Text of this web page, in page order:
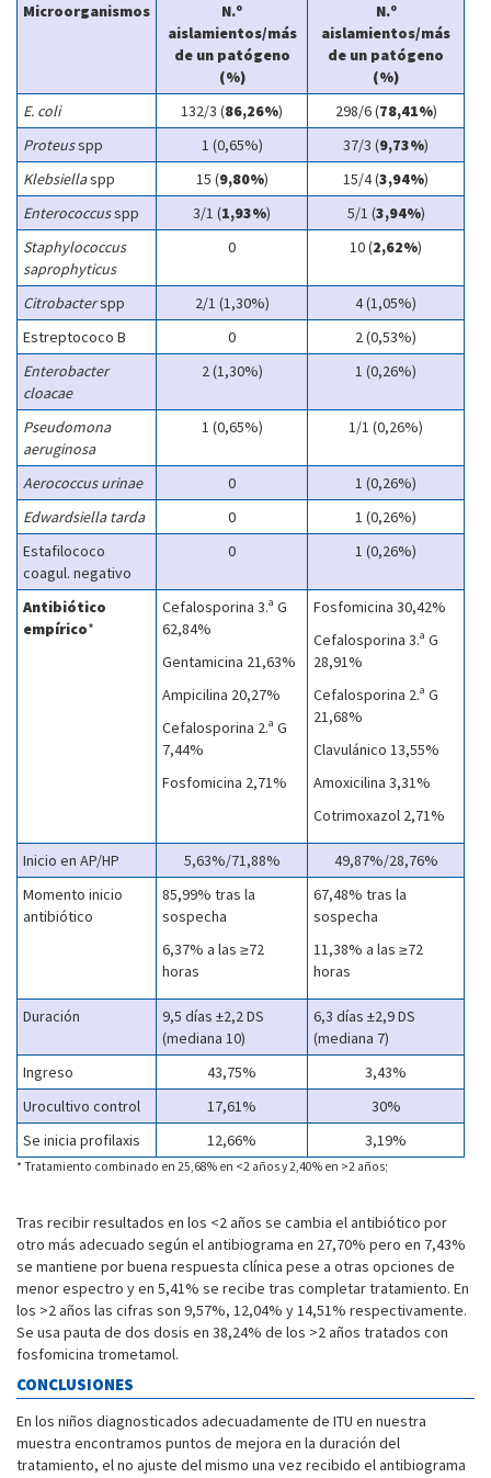
Microorganismos
N.º
aislamientos/más
de un patógeno
(%)
N.º
aislamientos/más
de un patógeno
(%)
E. coli
132/3 (86,26%) 298/6 (78,41%)
Proteusspp 1 (0,65%) 37/3 (9,73%)
Klebsiellaspp 15 (9,80%) 15/4 (3,94%)
Enterococcusspp 3/1 (1,93%) 5/1 (3,94%)
Staphylococcus
saprophyticus
0 10 (2,62%)
Citrobacterspp 2/1 (1,30%)
4 (1,05%)
Estreptococo B
0
2 (0,53%)
Enterobacter
cloacae
2 (1,30%) 1 (0,26%)
Pseudomona
aeruginosa
1 (0,65%) 1/1 (0,26%)
Aerococcus urinae 0
1 (0,26%)
Edwardsiella tarda
0
1 (0,26%)
Estafilococo
coagul. negativo
0 1 (0,26%)
Antibiótico
empírico*
Cefalosporina 3.ª G
62,84%
Gentamicina 21,63%
Ampicilina 20,27%
Cefalosporina 2.ª G
7,44%
Fosfomicina 2,71%
Fosfomicina 30,42%
Cefalosporina 3.ª G
28,91%
Cefalosporina 2.ª G
21,68%
Clavulánico 13,55%
Amoxicilina 3,31%
Cotrimoxazol 2,71%
Inicio en AP/HP 5,63%/71,88%
49,87%/28,76%
Momento inicio
antibiótico
85,99% tras la
sospecha
6,37% a las ≥72
horas
67,48% tras la
sospecha
11,38% a las ≥72
horas
Duración
9,5 días ±2,2 DS
(mediana 10)
6,3 días ±2,9 DS
(mediana 7)
Ingreso
43,75%
3,43%
Urocultivo control
17,61%
30%
Se inicia profilaxis
12,66% 3,19%
* Tratamiento combinado en 25,68% en <2 años y 2,40% en >2 años;
Tras recibir resultados en los <2 años se cambia el antibiótico por
otro más adecuado según el antibiograma en 27,70% pero en 7,43%
se mantiene por buena respuesta clínica pese a otras opciones de
menor espectro y en 5,41% se recibe tras completar tratamiento. En
los >2 años las cifras son 9,57%, 12,04% y 14,51% respectivamente.
Se usa pauta de dos dosis en 38,24% de los >2 años tratados con
fosfomicina trometamol.
CONCLUSIONES
En los niños diagnosticados adecuadamente de ITU en nuestra
muestra encontramos puntos de mejora en la duración del
tratamiento, el no ajuste del mismo una vez recibido el antibiograma